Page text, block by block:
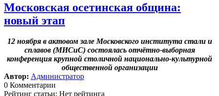
Московская осетинская община:
новый этап
12 ноября в актовом зале Московского института стали и
сплавов (МИСиС) состоялась отчётно-выборная
конференция крупной столичной национально-культурной
общественной организации
Автор: Администратор
0 Комментарии
Рейтинг статьи: Нет рейтинга